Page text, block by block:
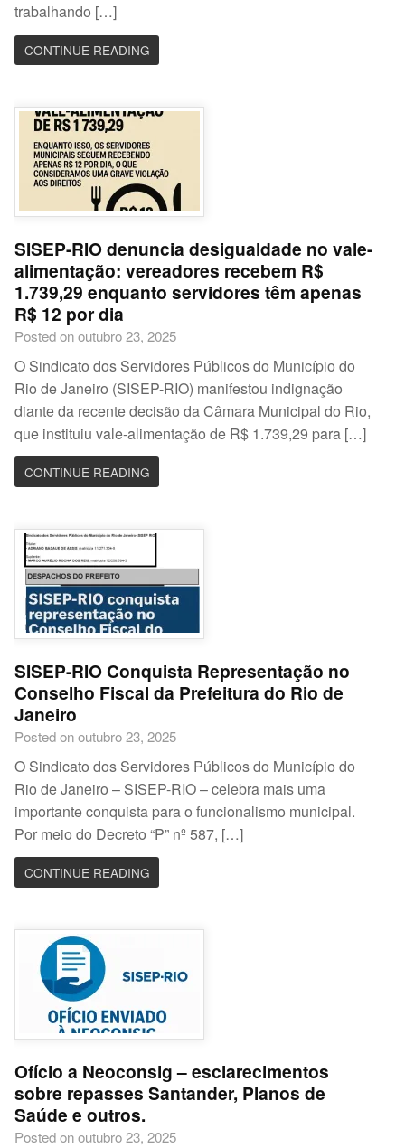
trabalhando […]
CONTINUE READING
SISEP-RIO denuncia desigualdade no vale-
alimentação: vereadores recebem R$
1.739,29 enquanto servidores têm apenas
R$ 12 por dia
Posted on outubro 23, 2025
O Sindicato dos Servidores Públicos do Município do
Rio de Janeiro (SISEP-RIO) manifestou indignação
diante da recente decisão da Câmara Municipal do Rio,
que instituiu vale-alimentação de R$ 1.739,29 para […]
CONTINUE READING
SISEP-RIO Conquista Representação no
Conselho Fiscal da Prefeitura do Rio de
Janeiro
Posted on outubro 23, 2025
O Sindicato dos Servidores Públicos do Município do
Rio de Janeiro – SISEP-RIO – celebra mais uma
importante conquista para o funcionalismo municipal.
Por meio do Decreto “P” nº 587, […]
CONTINUE READING
Ofício a Neoconsig – esclarecimentos
sobre repasses Santander, Planos de
Saúde e outros.
Posted on outubro 23, 2025